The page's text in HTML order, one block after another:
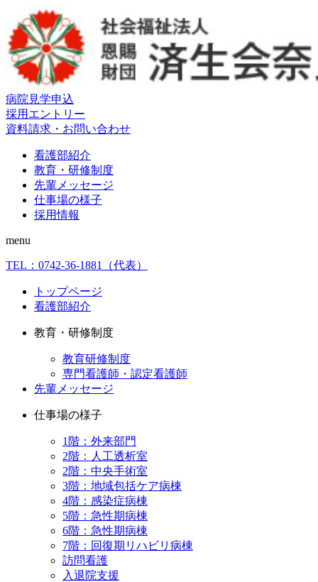
病院見学申込
採用エントリー
資料請求・お問い合わせ
看護部紹介
教育・研修制度
先輩メッセージ
仕事場の様子
採用情報
menu
TEL： 0742-36-1881 （代表）
トップページ
看護部紹介
教育・研修制度
教育研修制度
専門看護師・認定看護師
先輩メッセージ
仕事場の様子
1階：外来部門
2階：人工透析室
2階：中央手術室
3階：地域包括ケア病棟
4階：感染症病棟
5階：急性期病棟
6階：急性期病棟
7階：回復期リハビリ病棟
訪問看護
入退院支援